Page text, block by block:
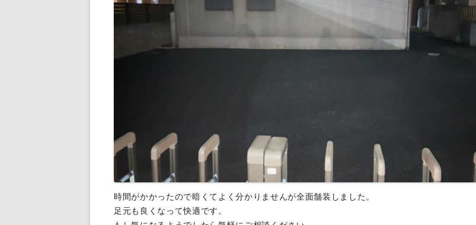
時間がかかったので暗くてよく分かりませんが全面舗装しました。
足元も良くなって快適です。